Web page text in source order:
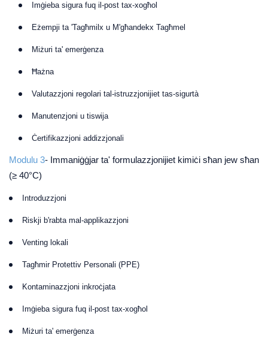
Imġieba sigura fuq il-post tax-xogħol
Eżempji ta 'Tagħmilx u M'għandekx Tagħmel
Miżuri ta' emerġenza
Ħażna
Valutazzjoni regolari tal-istruzzjonijiet tas-sigurtà
Manutenzjoni u tiswija
Ċertifikazzjoni addizzjonali
Modulu 3- Immaniġġjar ta' formulazzjonijiet kimiċi sħan jew sħan
(≥ 40°C)
Introduzzjoni
Riskji b'rabta mal-applikazzjoni
Venting lokali
Tagħmir Protettiv Personali (PPE)
Kontaminazzjoni inkroċjata
Imġieba sigura fuq il-post tax-xogħol
Miżuri ta' emerġenza